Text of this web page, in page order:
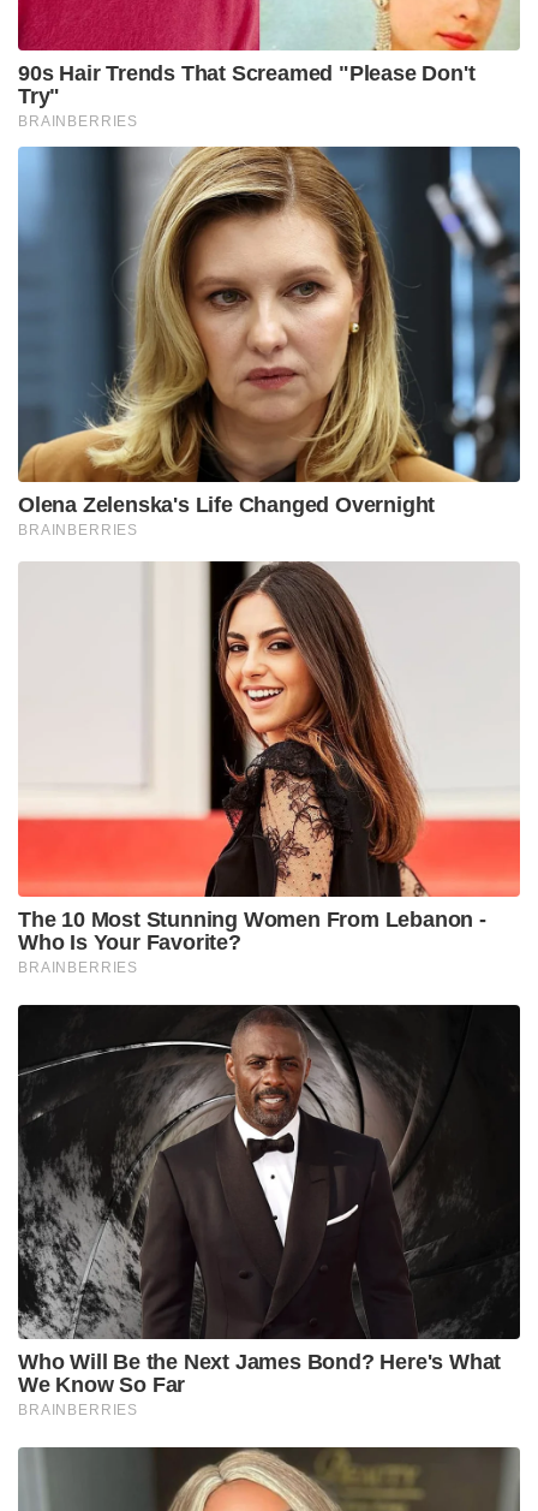
90s Hair Trends That Screamed "Please Don't
Try"
BRAINBERRIES
Olena Zelenska's Life Changed Overnight
BRAINBERRIES
The 10 Most Stunning Women From Lebanon -
Who Is Your Favorite?
BRAINBERRIES
Who Will Be the Next James Bond? Here's What
We Know So Far
BRAINBERRIES